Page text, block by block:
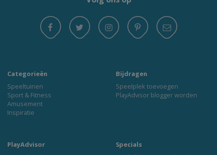
Categorieën
Speeltuinen
Sport & Fitness
Amusement
Inspiratie
Bijdragen
Speelplek toevoegen
PlayAdvisor blogger worden
PlayAdvisor
Specials